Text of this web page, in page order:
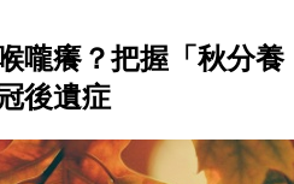
嚨癢？把握「秋分養
後遺症